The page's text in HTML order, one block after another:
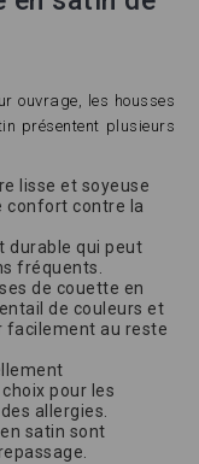
ouvrage, les housses
présentent plusieurs
lisse et soyeuse
confort contre la
durable qui peut
fréquents.
de couette en
de couleurs et
facilement au reste
pour les
allergies.
satin sont